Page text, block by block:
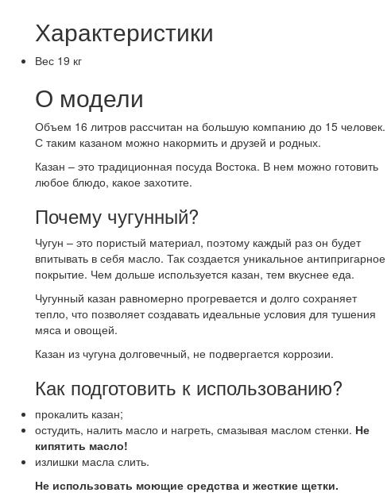
Характеристики
Вес 19 кг
О модели
Объем 16 литров рассчитан на большую компанию до 15 человек.
С таким казаном можно накормить и друзей и родных.
Казан – это традиционная посуда Востока. В нем можно готовить
любое блюдо, какое захотите.
Почему чугунный?
Чугун – это пористый материал, поэтому каждый раз он будет
впитывать в себя масло. Так создается уникальное антипригарное
покрытие. Чем дольше используется казан, тем вкуснее еда.
Чугунный казан равномерно прогревается и долго сохраняет
тепло, что позволяет создавать идеальные условия для тушения
мяса и овощей.
Казан из чугуна долговечный, не подвергается коррозии.
Как подготовить к использованию?
прокалить казан;
остудить, налить масло и нагреть, смазывая маслом стенки. Не
кипятить масло!
излишки масла слить.
Не использовать моющие средства и жесткие щетки.